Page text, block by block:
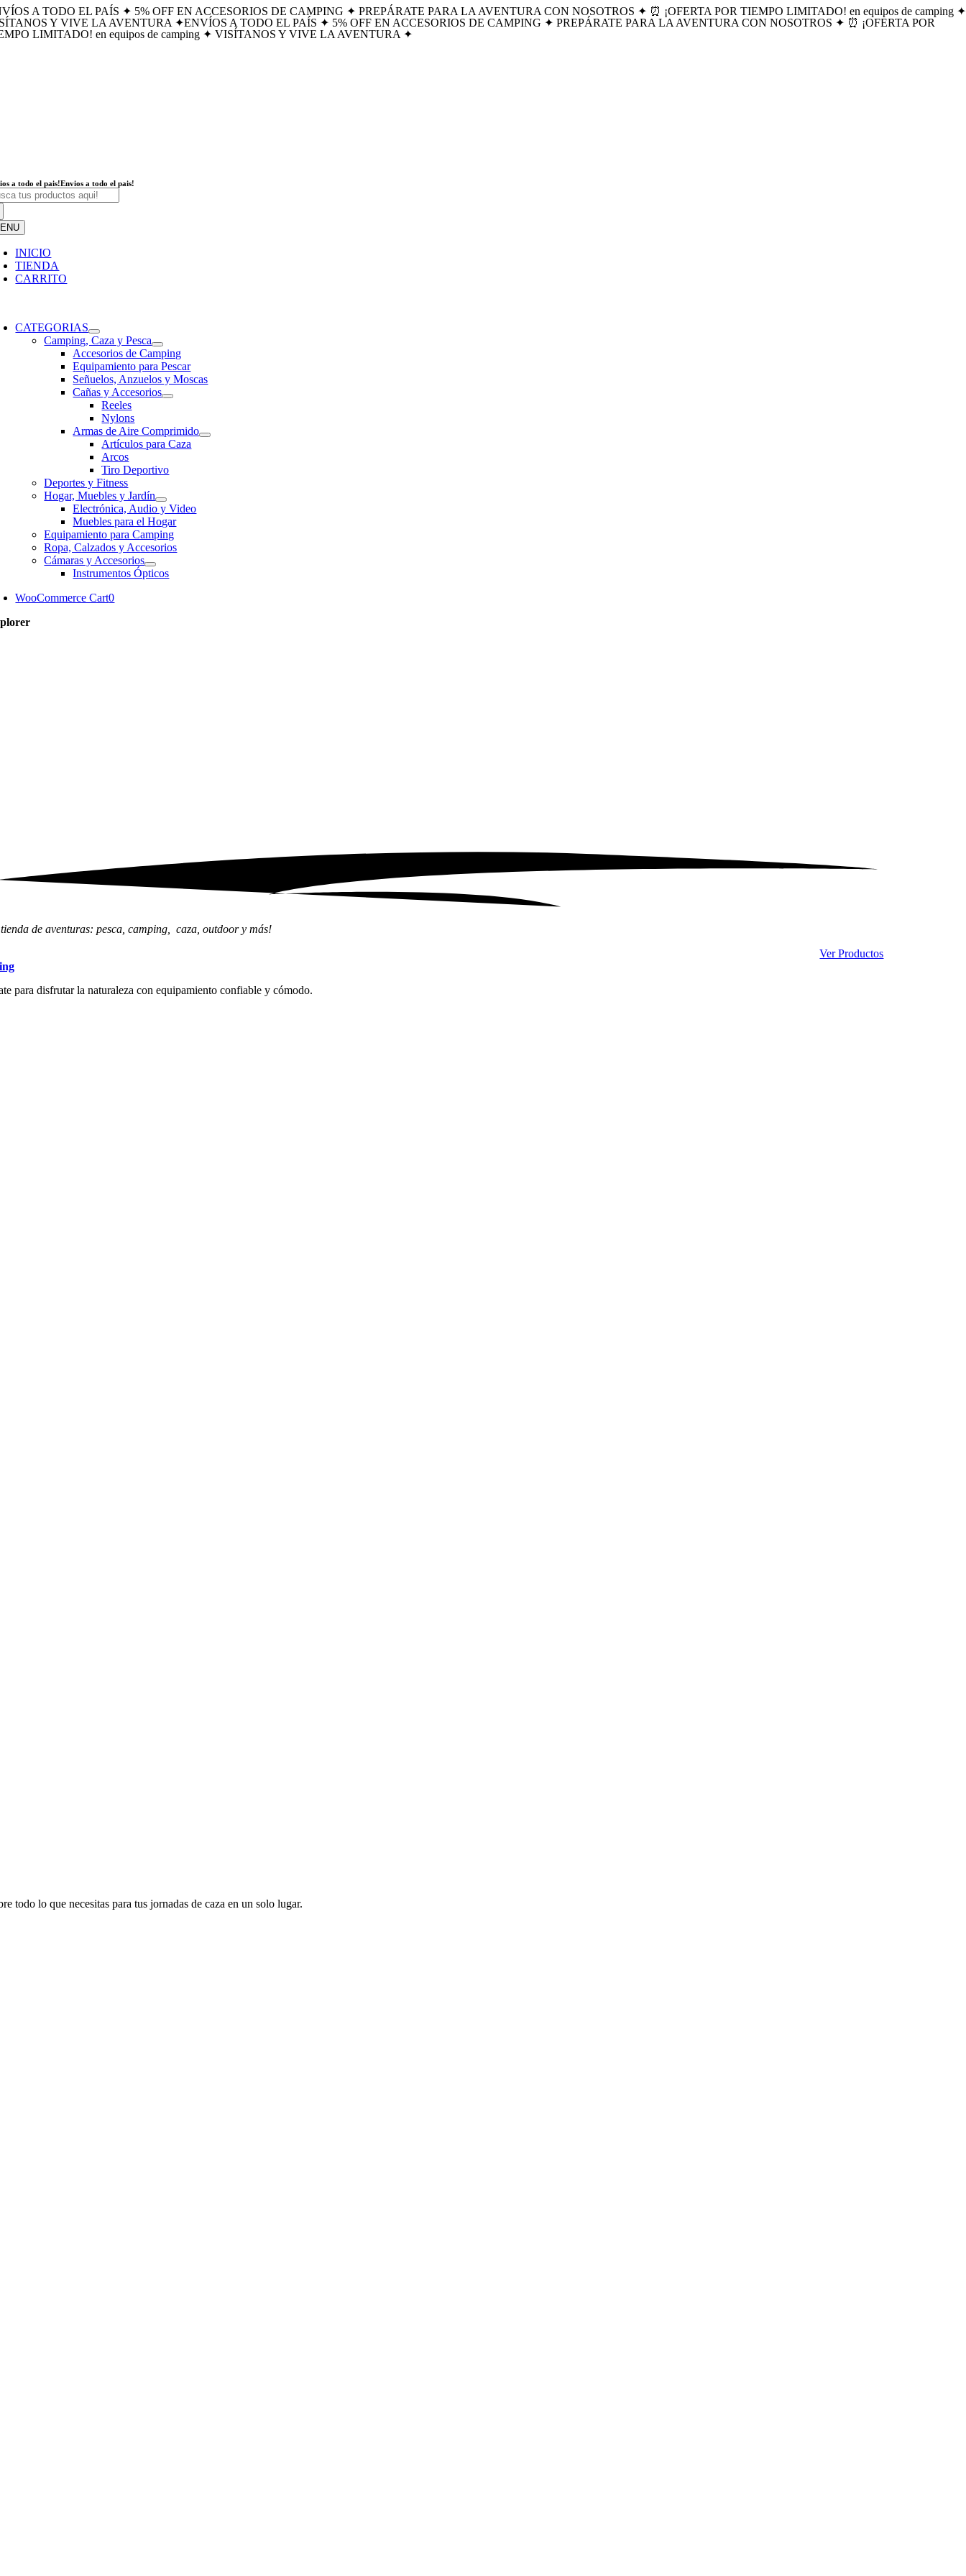
Skip
to
content
A TODO EL PAÍS ✦ 5% OFF EN ACCESORIOS DE CAMPING ✦ PREPÁRATE PARA LA AVENTURA CON NOSOTROS ✦ ⏰ ¡OFERTA POR TIEMPO LIMITADO! en equipos de camping ✦
Y VIVE LA AVENTURA ✦ENVÍOS A TODO EL PAÍS ✦ 5% OFF EN ACCESORIOS DE CAMPING ✦ PREPÁRATE PARA LA AVENTURA CON NOSOTROS ✦ ⏰ ¡OFERTA POR
LIMITADO! en equipos de camping ✦ VISÍTANOS Y VIVE LA AVENTURA ✦
a todo el pais!Envios a todo el pais!
INICIO
TIENDA
CARRITO
CATEGORIAS
Camping, Caza y Pesca
Accesorios de Camping
Equipamiento para Pescar
Señuelos, Anzuelos y Moscas
Cañas y Accesorios
Reeles
Nylons
Armas de Aire Comprimido
Artículos para Caza
Arcos
Tiro Deportivo
Deportes y Fitness
Hogar, Muebles y Jardín
Electrónica, Audio y Video
Muebles para el Hogar
Equipamiento para Camping
Ropa, Calzados y Accesorios
Cámaras y Accesorios
Instrumentos Ópticos
WooCommerce Cart0
de aventuras: pesca, camping, caza, outdoor y más!
Ver Productos
para disfrutar la naturaleza con equipamiento confiable y cómodo.
todo lo que necesitas para tus jornadas de caza en un solo lugar.